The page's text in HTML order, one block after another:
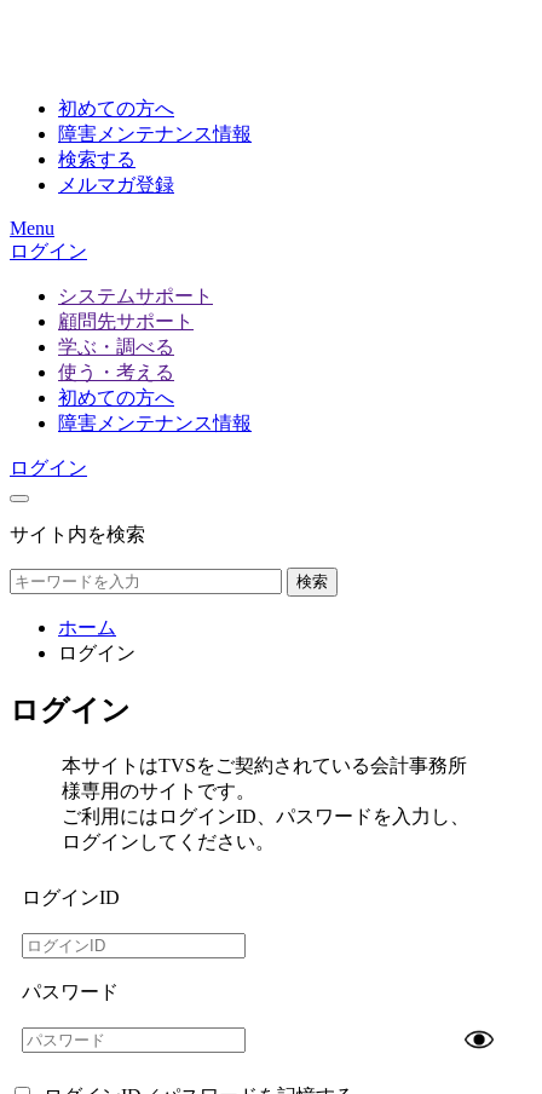
初めての方へ
障害メンテナンス情報
検索する
メルマガ登録
Menu
ログイン
システムサポート
顧問先サポート
学ぶ・調べる
使う・考える
初めての方へ
障害メンテナンス情報
ログイン
サイト内を検索
検索
ホーム
ログイン
ログイン
本サイトはTVSをご契約されている会計事務所
様専用のサイトです。
ご利用にはログインID、パスワードを入力し、
ログインしてください。
ログインID
パスワード